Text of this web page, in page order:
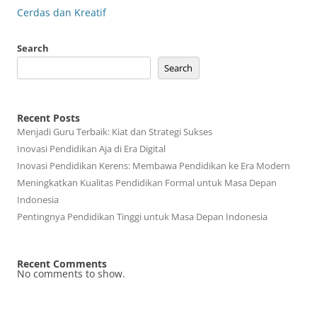
Cerdas dan Kreatif
Search
Search
Recent Posts
Menjadi Guru Terbaik: Kiat dan Strategi Sukses
Inovasi Pendidikan Aja di Era Digital
Inovasi Pendidikan Kerens: Membawa Pendidikan ke Era Modern
Meningkatkan Kualitas Pendidikan Formal untuk Masa Depan
Indonesia
Pentingnya Pendidikan Tinggi untuk Masa Depan Indonesia
Recent Comments
No comments to show.